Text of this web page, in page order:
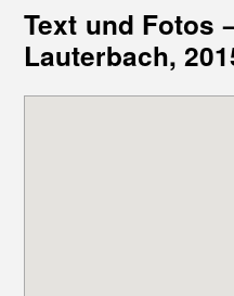
Text und Fotos
Lauterbach,